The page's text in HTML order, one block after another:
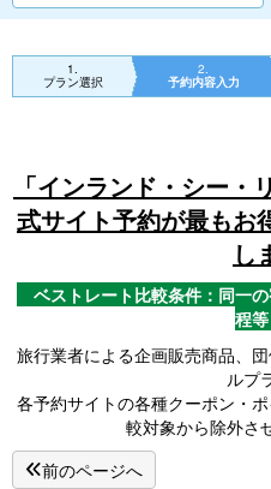
1
プラン選択
2
予約内容入力
「インランド・シー
式サイト予約が最もお
し
ベストレート比較条件：同一
程
旅行業者による企画販売商品、
ルプ
各予約サイトの各種クーポン・
較対象から除外さ
前のページへ